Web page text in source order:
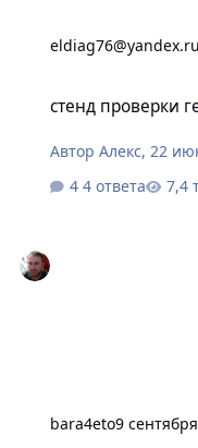
eldiag76@yandex.ru
стенд проверки
АвторАлекс,22
4 ответа
bara4eto9